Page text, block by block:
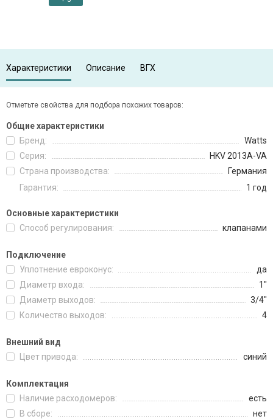
Характеристики Описание ВГХ
Отметьте свойства для подбора похожих товаров:
Общие характеристики
Бренд:
Watts
Серия:
HKV 2013A-VA
Страна производства:
Германия
Гарантия:
1 год
Основные характеристики
Способ регулирования:
клапанами
Подключение
Уплотнение евроконус:
да
Диаметр входа:
1"
Диаметр выходов:
3/4"
Количество выходов:
4
Внешний вид
Цвет привода:
синий
Комплектация
Наличие расходомеров:
есть
В сборе:
нет